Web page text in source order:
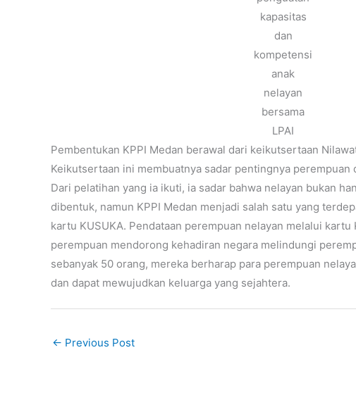
kapasitas
dan
kompetensi
anak
nelayan
bersama
LPAI
Pembentukan KPPI Medan berawal dari keikutsertaan
Keikutsertaan ini membuatnya sadar pentingnya perempuan
Dari pelatihan yang ia ikuti, ia sadar bahwa nelayan bukan
dibentuk, namun KPPI Medan menjadi salah satu yang
kartu KUSUKA. Pendataan perempuan nelayan melalui kartu
perempuan mendorong kehadiran negara melindungi
sebanyak 50 orang, mereka berharap para perempuan
dan dapat mewujudkan keluarga yang sejahtera.
← Previous Post